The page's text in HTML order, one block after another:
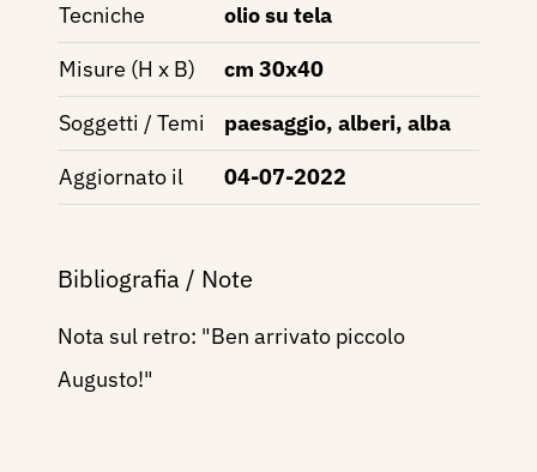
Tecniche
olio su tela
Misure (H x B)
cm 30x40
Soggetti / Temi
paesaggio, alberi, alba
Aggiornato il
04-07-2022
Bibliografia / Note
Nota sul retro: "Ben arrivato piccolo
Augusto!"